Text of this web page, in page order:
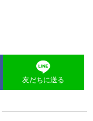
友だちに送る